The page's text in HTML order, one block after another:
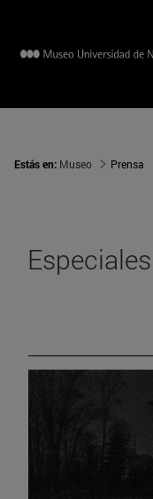
Estás en: Museo Prensa